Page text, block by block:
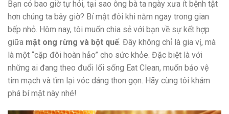
Bạn có bao giờ tự hỏi, tại sao ông bà ta ngày xưa ít bệnh tật
hơn chúng ta bây giờ? Bí mật đôi khi nằm ngay trong gian
bếp nhỏ. Hôm nay, tôi muốn chia sẻ với bạn về sự kết hợp
giữa mật ong rừng và bột quế. Đây không chỉ là gia vị, mà
là một “cặp đôi hoàn hảo” cho sức khỏe. Đặc biệt là với
những ai đang theo đuổi lối sống Eat Clean, muốn bảo vệ
tim mạch và tìm lại vóc dáng thon gọn. Hãy cùng tôi khám
phá bí mật này nhé!